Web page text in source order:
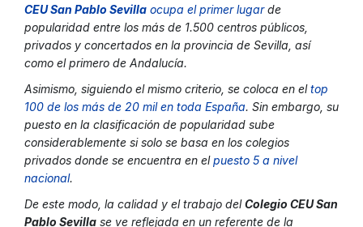
CEU San Pablo Sevilla ocupa el primer lugarde
popularidad entre los más de 1.500 centros públicos,
privados y concertados en la provincia de Sevilla, así
como el primero de Andalucía.
Asimismo, siguiendo el mismo criterio, se coloca en eltop
100 de los más de 20 mil en toda España. Sin embargo, su
puesto en la clasificación de popularidad sube
considerablemente si solo se basa en los colegios
privados donde se encuentra en elpuesto 5 a nivel
nacional.
De este modo, la calidad y el trabajo delColegio CEU San
Pablo Sevilla se ve reflejada en un referente de la